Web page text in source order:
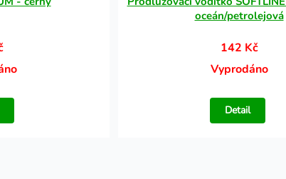
oceán/petrolejová
142 Kč
Vyprodáno
Detail